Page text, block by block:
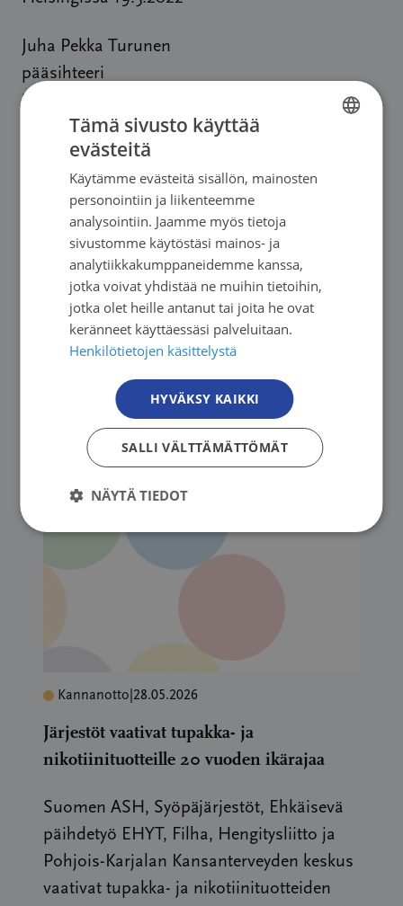
Juha Pekka Turunen
pääsihteeri
Syöpäjärjestöt
Lisätiedot:
Juha Pekka Turunen, pääsihteeri,
juhapekka.turunen@cancer.fi, 050 511 3757
Sini Terävä, yhteiskuntasuhdepäällikkö,
sini.terava@cancer.fi, 050 513 5083
Lue lisää
Kannanotto 28.05.2026
Järjestöt vaativat tupakka- ja
nikotiinituotteille 20 vuoden ikärajaa
Suomen ASH, Syöpäjärjestöt, Ehkäisevä
päihdetyö EHYT, Filha, Hengitysliitto ja
Pohjois-Karjalan Kansanterveyden keskus
vaativat tupakka- ja nikotiinituotteiden
FINNISH
Tämä sivusto käyttää
evästeitä
Käytämme evästeitä sisällön, mainosten
personointiin ja liikenteemme
analysointiin. Jaamme myös tietoja
sivustomme käytöstäsi mainos- ja
analytiikkakumppaneidemme kanssa,
jotka voivat yhdistää ne muihin tietoihin,
jotka olet heille antanut tai joita he ovat
keränneet käyttäessäsi palveluitaan.
Henkilötietojen käsittelystä
HYVÄKSY KAIKKI
SALLI VÄLTTÄMÄTTÖMÄT
NÄYTÄ TIEDOT